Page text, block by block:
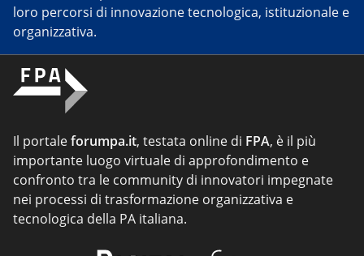
loro percorsi di innovazione tecnologica, istituzionale e
organizzativa.
Il portaleforumpa.it, testata online di FPA, è il più
importante luogo virtuale di approfondimento e
confronto tra le community di innovatori impegnate
nei processi di trasformazione organizzativa e
tecnologica della PA italiana.